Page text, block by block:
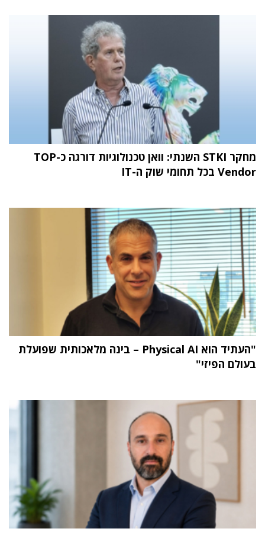
מחקר STKI השנתי: וואן טכנולוגיות דורגה כ-TOP
Vendor בכל תחומי שוק ה-IT
"העתיד הוא Physical AI – בינה מלאכותית שפועלת
בעולם הפיזי"